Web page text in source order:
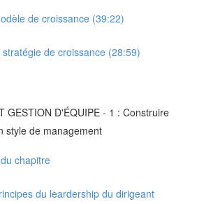
de croissance (39:22)
de croissance (28:59)
GESTION D'ÉQUIPE - 1 : Construire
style de management
chapitre
du leardership du dirigeant